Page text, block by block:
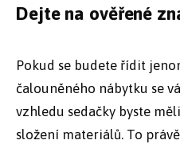
Dejte na ověřené
Pokud se budete řídit
čalouněného nábytku se
vzhledu sedačky byste
složení materiálů. To